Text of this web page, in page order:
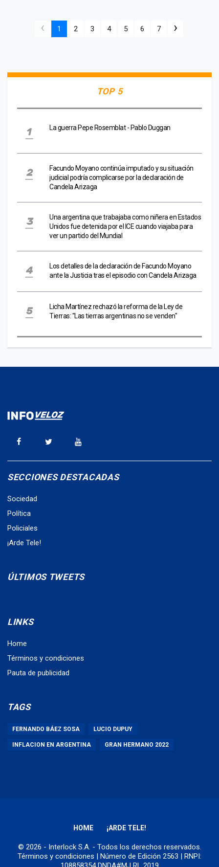
‹ 1 2 3 4 5 6 7 ›
TOP 5
La guerra Pepe Rosemblat - Pablo Duggan
Facundo Moyano continúa imputado y su situación
judicial podría complicarse por la declaración de
Candela Arizaga
Una argentina que trabajaba como niñera en Estados
Unidos fue detenida por el ICE cuando viajaba para
ver un partido del Mundial
Los detalles de la declaración de Facundo Moyano
ante la Justicia tras el episodio con Candela Arizaga
Licha Martínez rechazó la reforma de la Ley de
Tierras: "Las tierras argentinas no se venden"
SECCIONES DESTACADAS
Sociedad
Política
Policiales
¡Arde Tele!
ÚLTIMOS TWEETS
LINKS
Home
Términos y condiciones
Pauta de publicidad
TAGS
FERNANDO BÁEZ SOSA LUCIO DUPUY
INFLACION EN ARGENTINA GRAN HERMANO 2022
HOME ¡ARDE TELE!
© 2026 - Interlock S.A. - Todos los derechos reservados.
Términos y condiciones | Número de Edición 2563 | RNPI: